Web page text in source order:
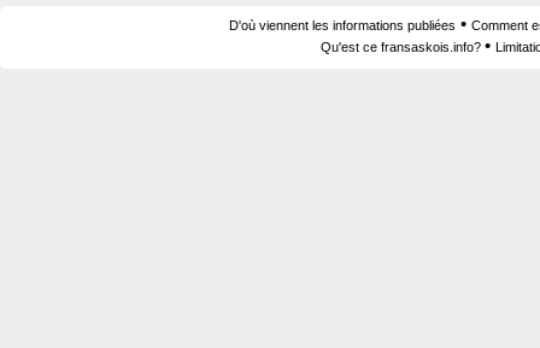
D'où viennent les informations publiées • Comment
Qu'est ce fransaskois.info? •